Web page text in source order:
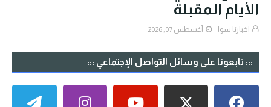
الأيام المقبلة
اخبارنا سوا أغسطس 07, 2026
::: تابعونا على وسائل التواصل الإجتماعي :::